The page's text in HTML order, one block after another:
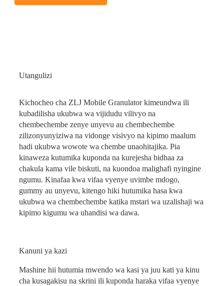
Utangulizi
Kichocheo cha ZLJ Mobile Granulator kimeundwa ili
kubadilisha ukubwa wa vijidudu vilivyo na
chembechembe zenye unyevu au chembechembe
zilizonyunyiziwa na vidonge visivyo na kipimo maalum
hadi ukubwa wowote wa chembe unaohitajika. Pia
kinaweza kutumika kuponda na kurejesha bidhaa za
chakula kama vile biskuti, na kuondoa malighafi nyingine
ngumu. Kinafaa kwa vifaa vyenye uvimbe mdogo,
gummy au unyevu, kitengo hiki hutumika hasa kwa
ukubwa wa chembechembe katika mstari wa uzalishaji wa
kipimo kigumu wa uhandisi wa dawa.
Kanuni ya kazi
Mashine hii hutumia mwendo wa kasi ya juu kati ya kinu
cha kusagakisu na skrini ili kuponda haraka vifaa vyenye